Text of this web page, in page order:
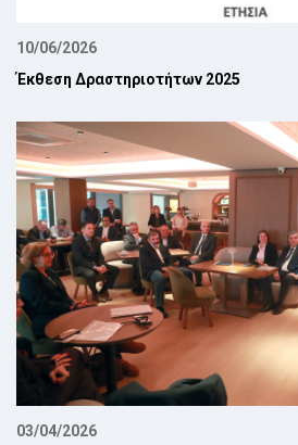
10/06/2026
Έκθεση Δραστηριοτήτων 2025
03/04/2026